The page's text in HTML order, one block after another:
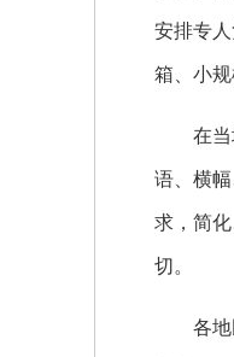
安排专
箱、小
在当地
语、横
求，简
切。
各地民